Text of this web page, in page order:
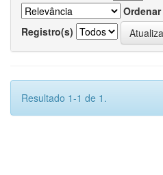
Ordenar
Registro(s)
Resultado 1-1 de 1.